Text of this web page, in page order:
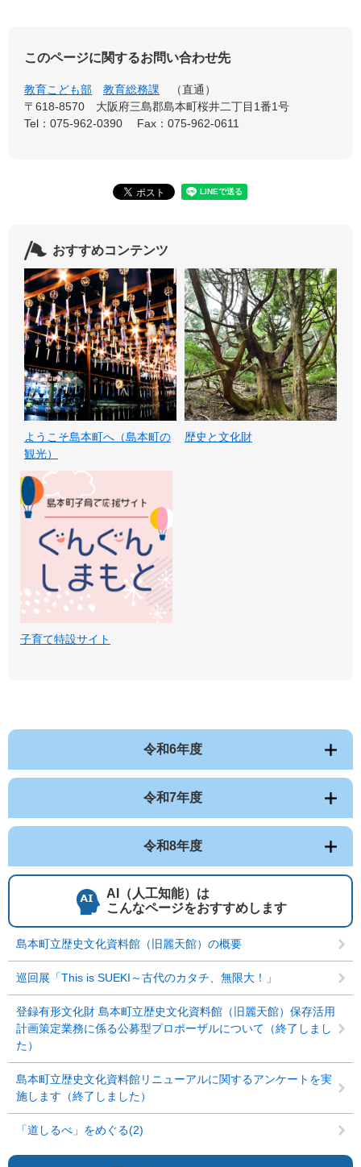
このページに関するお問い合わせ先
教育こども部 教育総務課
直通
〒618-8570
大阪府三島郡島本町桜井二丁目1番1号
Tel：075-962-0390
Fax：075-962-0611
おすすめコンテンツ
ようこそ島本町へ（島本町の
観光）
歴史と文化財
子育て特設サイト
令和6年度
令和7年度
令和8年度
AI（人工知能）は
こんなページをおすすめします
島本町立歴史文化資料館（旧麗天館）の概要
巡回展「This is SUEKI～古代のカタチ、無限大！」
登録有形文化財 島本町立歴史文化資料館（旧麗天館）保存活用
計画策定業務に係る公募型プロポーザルについて（終了しまし
た）
島本町立歴史文化資料館リニューアルに関するアンケートを実
施します（終了しました）
「道しるべ」をめぐる(2)